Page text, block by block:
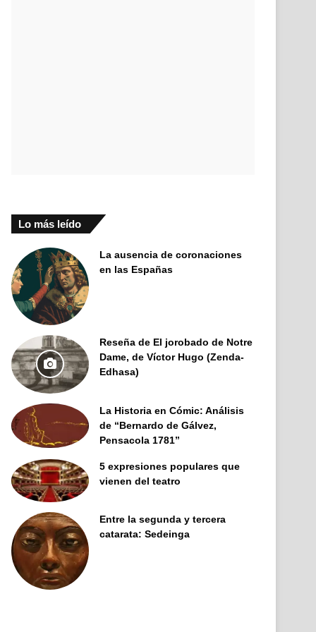
Lo más leído
La ausencia de coronaciones
en las Españas
Reseña de El jorobado de Notre
Dame, de Víctor Hugo (Zenda-
Edhasa)
La Historia en Cómic: Análisis
de “Bernardo de Gálvez,
Pensacola 1781”
5 expresiones populares que
vienen del teatro
Entre la segunda y tercera
catarata: Sedeinga